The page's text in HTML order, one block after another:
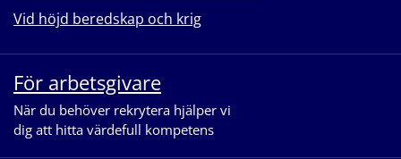
Vid höjd beredskap och krig
För arbetsgivare
När du behöver rekrytera hjälper vi
dig att hitta värdefull kompetens